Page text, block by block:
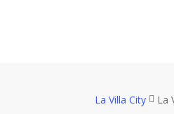
La Villa City La